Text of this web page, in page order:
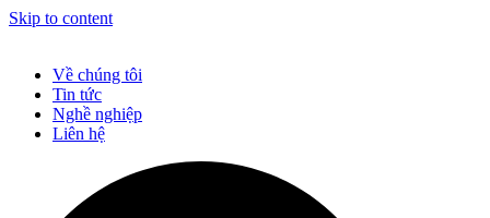
Skip to content
Về chúng tôi
Tin tức
Nghề nghiệp
Liên hệ